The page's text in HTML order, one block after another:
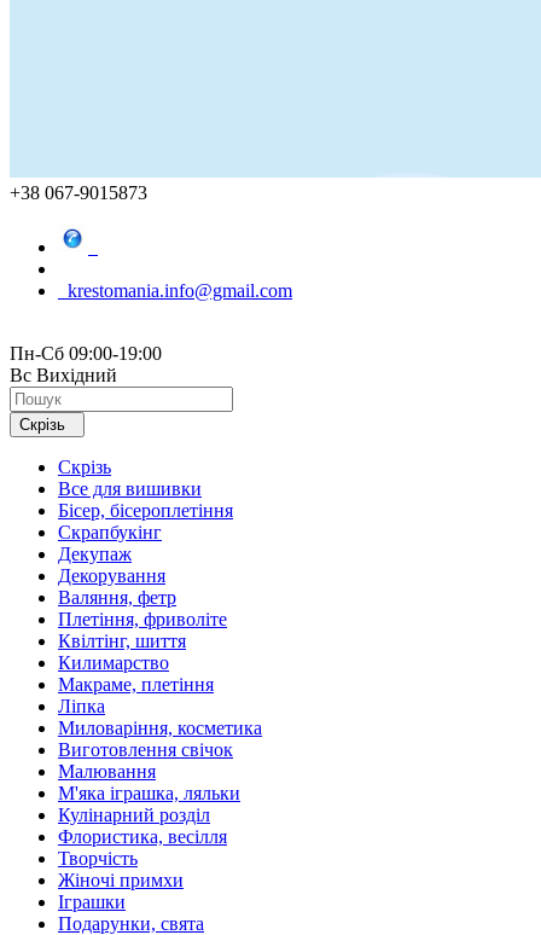
+38 067-9015873
krestomania.info@gmail.com
Пн-Сб 09:00-19:00
Вс Вихідний
Скрізь
Скрізь
Все для вишивки
Бісер, бісероплетіння
Скрапбукінг
Декупаж
Декорування
Валяння, фетр
Плетіння, фриволіте
Квілтінг, шиття
Килимарство
Макраме, плетіння
Ліпка
Миловаріння, косметика
Виготовлення свічок
Малювання
М'яка іграшка, ляльки
Кулінарний розділ
Флористика, весілля
Творчість
Жіночі примхи
Іграшки
Подарунки, свята